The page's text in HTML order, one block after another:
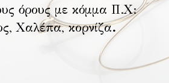
όρους με κόμμα Π.Χ:
Χαλέπα, κορνίζα.